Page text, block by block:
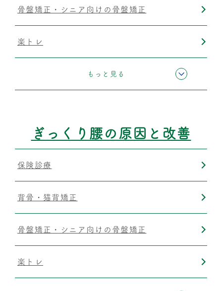
骨盤矯正・シニア向けの骨盤矯正
楽トレ
もっと見る
ぎっくり腰の原因と改善
保険診療
背骨・猫背矯正
骨盤矯正・シニア向けの骨盤矯正
楽トレ